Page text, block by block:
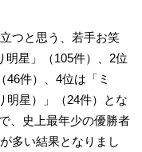
つと思う、若手お笑
明星」（105件）、2位
46件）、4位は「ミ
明星）」（24件）とな
、史上最年少の優勝者
多い結果となりまし